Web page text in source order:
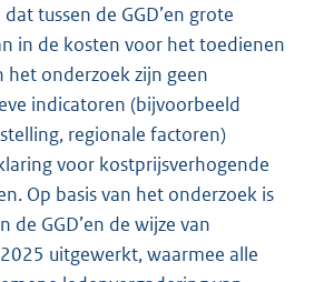
tussen de GGD’en grote
in de kosten voor het toedienen
het onderzoek zijn geen
indicatoren (bijvoorbeeld
regionale factoren)
voor kostprijsverhogende
Op basis van het onderzoek is
de GGD’en de wijze van
uitgewerkt, waarmee alle